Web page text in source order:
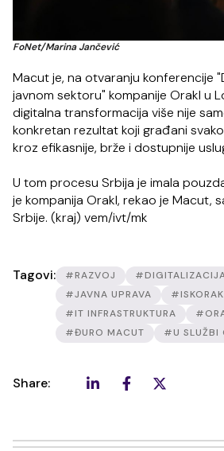
FoNet/Marina Jančević
Macut je, na otvaranju konferencije
javnom sektoru" kompanije Orakl u
digitalna transformacija više nije
konkretan rezultat koji građani
kroz efikasnije, brže i dostupnije
U tom procesu Srbija je imala
je kompanija Orakl, rekao je Macut,
Srbije. (kraj) vem/ivt/mk
Tagovi: #RAZVOJ
#JAVNA UPRAVA
#ISKORAK
#IT INFRASTRUKTURA
#ĐURO MACUT
#U SLUŽBI
Share: